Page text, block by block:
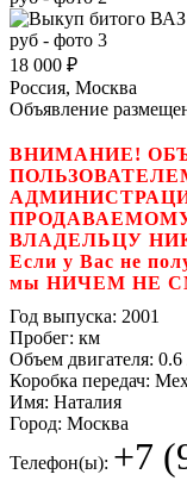
18 000 ₽
Россия, Москва
Объявление
ВНИМАНИЕ!
ВЛАДЕЛЬЦУ
Если у Вас не
мы НИЧЕМ НЕ
Год выпуска: 2001
Пробег: км
Объем двигателя: 0.6
Коробка передач:
Имя: Наталия
Город: Москва
Телефон(ы): +7